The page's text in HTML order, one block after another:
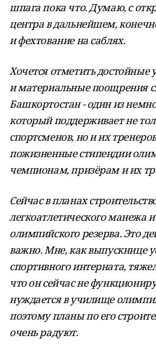
шпага пока что. Думаю, с
центра в дальнейшем,
и фехтование на саблях.
Хочется отметить достойные
и материальные поощрения
Башкортостан - один из
который поддерживает не
спортсменов, но и их
пожизненные стипендии
чемпионам, призёрам и их
Сейчас в планах
легкоатлетического манежа
олимпийского резерва. Это
важно. Мне, как выпускнице
спортивного интерната,
что он сейчас не
нуждается в училище
поэтому планы по его
очень радуют.